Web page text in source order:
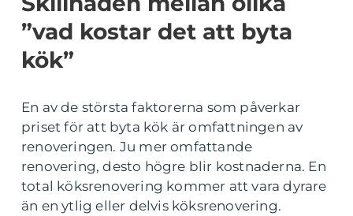
”vad kostar det att byta
kök”
En av de största faktorerna som påverkar
priset för att byta kök är omfattningen av
renoveringen. Ju mer omfattande
renovering, desto högre blir kostnaderna. En
total köksrenovering kommer att vara dyrare
än en ytlig eller delvis köksrenovering.